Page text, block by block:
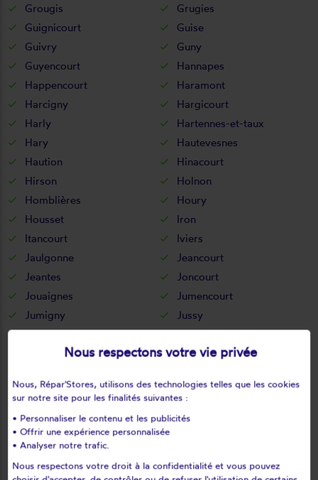
Grougis
Grugies
Guignicourt
Guise
Guivry
Guny
Guyencourt
Hannapes
Happencourt
Haramont
Harcigny
Hargicourt
Harly
Hartennes-et-taux
Hary
Hautevesnes
Haution
Hinacourt
Hirson
Holnon
Homblières
Houry
Housset
Iron
Itancourt
Iviers
Jaulgonne
Jeancourt
Jeantes
Joncourt
Jouaignes
Jumencourt
Jumigny
Jussy
Juvigny
Juvincourt-et-damary
La bouteille
La capelle
La chapelle-sur-chézy
La croix-sur-ourcq
La ferté-milon
La malmaison
La neuville-en-beine
La neuville-housset
Nous respectons votre vie privée
Nous, Répar'Stores, utilisons des technologies telles que les cookies
sur notre site pour les finalités suivantes :
• Personnaliser le contenu et les publicités
• Offrir une expérience personnalisée
• Analyser notre trafic.
Nous respectons votre droit à la confidentialité et vous pouvez